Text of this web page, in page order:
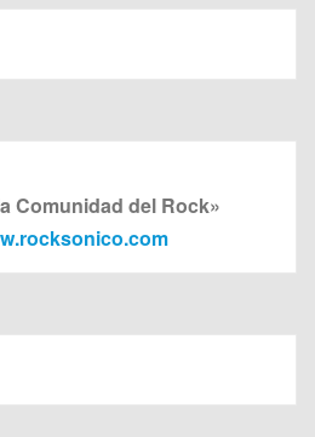
Comunidad del Rock»